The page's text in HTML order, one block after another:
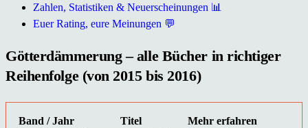
Zahlen, Statistiken & Neuerscheinungen 📊
Euer Rating, eure Meinungen 💬
Götterdämmerung – alle Bücher in richtiger
Reihenfolge (von 2015 bis 2016)
Band / Jahr Titel
Mehr erfahren